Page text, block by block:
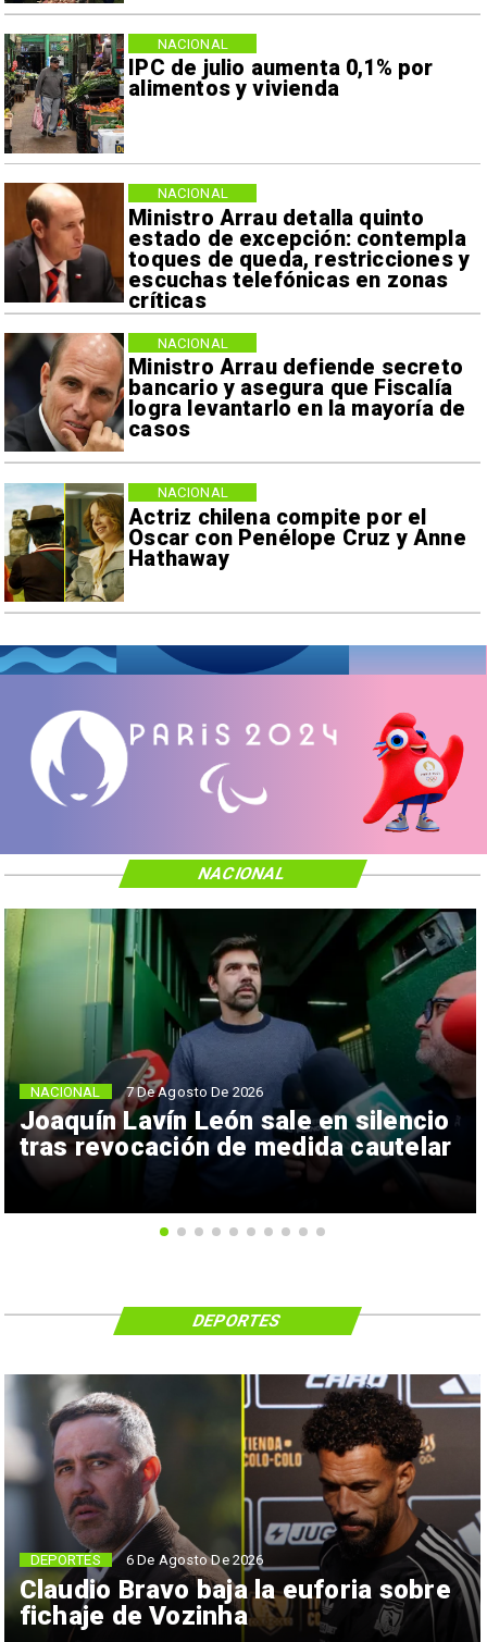
IPC de julio aumenta 0,1% por
alimentos y vivienda
NACIONAL
Ministro Arrau detalla quinto
estado de excepción: contempla
toques de queda, restricciones y
escuchas telefónicas en zonas
críticas
NACIONAL
Ministro Arrau defiende secreto
bancario y asegura que Fiscalía
logra levantarlo en la mayoría de
casos
NACIONAL
Actriz chilena compite por el
Oscar con Penélope Cruz y Anne
Hathaway
NACIONAL
Joaquín Lavín León sale en silencio
tras revocación de medida cautelar
NACIONAL 7 De Agosto De 2026
NACIONAL
Claudio Bravo baja la euforia sobre
fichaje de Vozinha
DEPORTES 6 De Agosto De 2026
DEPORTES